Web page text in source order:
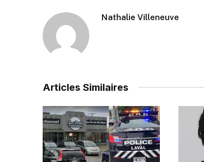
Nathalie Villeneuve
Articles Similaires